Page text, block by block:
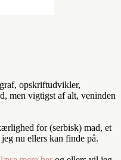
opskriftudvikler,
men vigtigst af alt, veninden
for (serbisk) mad, et
nu ellers kan finde på.